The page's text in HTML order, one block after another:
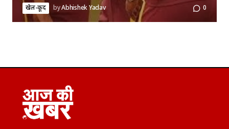
खेल-कूद byAbhishek Yadav 0